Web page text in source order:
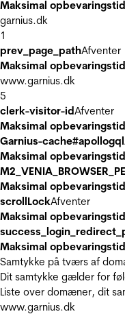
Maksimal opbevaringstid
garnius.dk
1
prev_page_pathAfventer
Maksimal opbevaringstid
www.garnius.dk
5
clerk-visitor-idAfventer
Maksimal opbevaringstid
Garnius-cache#apollogql
Maksimal opbevaringstid
Maksimal opbevaringstid
scrollLockAfventer
Maksimal opbevaringstid
Maksimal opbevaringstid
Samtykke på tværs af
Dit samtykke gælder for
Liste over domæner, dit
www.garnius.dk